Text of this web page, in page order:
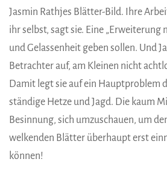
Jasmin Rathjes Blätter-Bild. Ihre
ihr selbst, sagt sie. Eine „Erweiterung
und Gelassenheit geben sollen. Und
Betrachter auf, am Kleinen nicht
Damit legt sie auf ein Hauptproblem
ständige Hetze und Jagd. Die kaum
Besinnung, sich umzuschauen, um
welkenden Blätter überhaupt erst
können!